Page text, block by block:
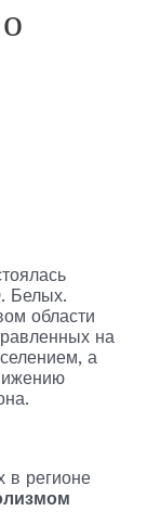
Белых.
области
на
а
в регионе